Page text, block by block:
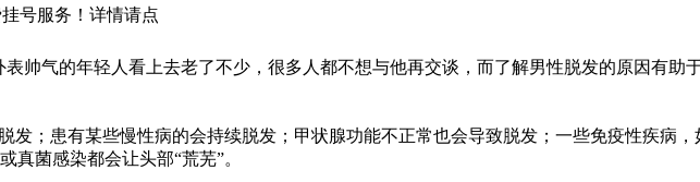
号服务！详情请点
气的年轻人看上去老了不少，很多人都不想与他再交谈，而了解男性脱发的原因有助
；患有某些慢性病的会持续脱发；甲状腺功能不正常也会导致脱发；一些免疫性疾病
真菌感染都会让头部“荒芜”。